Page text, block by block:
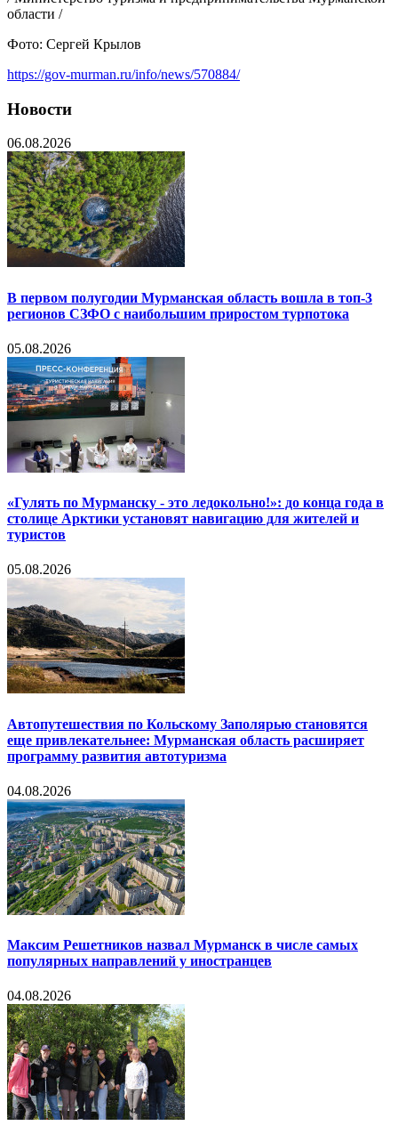
области /
Фото: Сергей Крылов
https://gov-murman.ru/info/news/570884/
Новости
06.08.2026
В первом полугодии Мурманская область вошла в топ-3
регионов СЗФО с наибольшим приростом турпотока
05.08.2026
«Гулять по Мурманску - это ледокольно!»: до конца года в
столице Арктики установят навигацию для жителей и
туристов
05.08.2026
Автопутешествия по Кольскому Заполярью становятся
еще привлекательнее: Мурманская область расширяет
программу развития автотуризма
04.08.2026
Максим Решетников назвал Мурманск в числе самых
популярных направлений у иностранцев
04.08.2026